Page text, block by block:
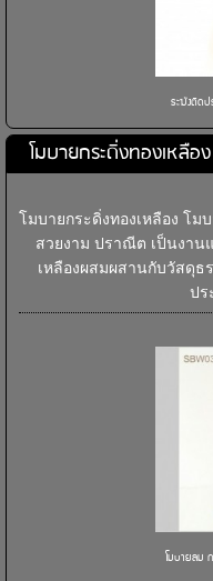
ระฆังติดป
โมบายกระดิ่งทองเหลือ
โมบายกระดิ่งทองเหลือง โม
สวยงาม ปราณีต เป็นงาน
เหลืองผสมผสานกับวัสดุธ
ปร
โมบายลม